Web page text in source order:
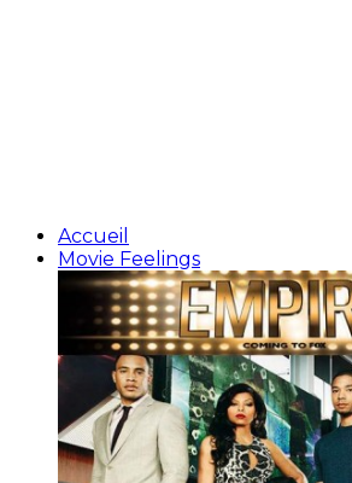
Accueil
Movie Feelings